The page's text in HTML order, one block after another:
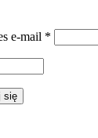
e-mail *
się